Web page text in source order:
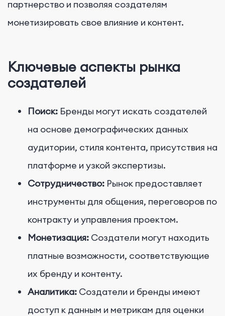
партнерство и позволяя создателям
монетизировать свое влияние и контент.
Ключевые аспекты рынка
создателей
Поиск: Бренды могут искать создателей
на основе демографических данных
аудитории, стиля контента, присутствия на
платформе и узкой экспертизы.
Сотрудничество: Рынок предоставляет
инструменты для общения, переговоров по
контракту и управления проектом.
Монетизация: Создатели могут находить
платные возможности, соответствующие
их бренду и контенту.
Аналитика: Создатели и бренды имеют
доступ к данным и метрикам для оценки